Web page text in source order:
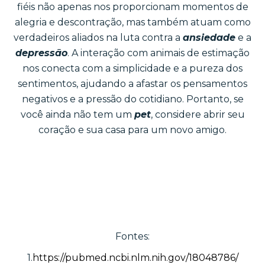
fiéis não apenas nos proporcionam momentos de
alegria e descontração, mas também atuam como
verdadeiros aliados na luta contra a ansiedade e a
depressão. A interação com animais de estimação
nos conecta com a simplicidade e a pureza dos
sentimentos, ajudando a afastar os pensamentos
negativos e a pressão do cotidiano. Portanto, se
você ainda não tem um pet, considere abrir seu
coração e sua casa para um novo amigo.
Fontes:
1. https://pubmed.ncbi.nlm.nih.gov/18048786/